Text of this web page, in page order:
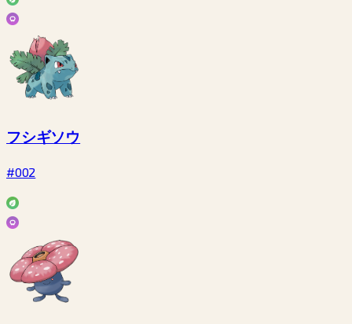
フシギソウ
#002